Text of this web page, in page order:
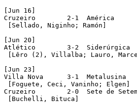
[Jun 16]
Cruzeiro  	2-1  América
[Sellado, Niginho; Ramón]
[Jun 20]
Atlético  	3-2  Siderúrgica
[Lêro (2), Villalba; Lauro,
[Jun 23]
Villa Nova  	3-1  Metalusina
[Foguete, Ceci, Vaninho; Elgen]
Cruzeiro  	2-0  Sete de Setembro
[Buchelli, Bituca]